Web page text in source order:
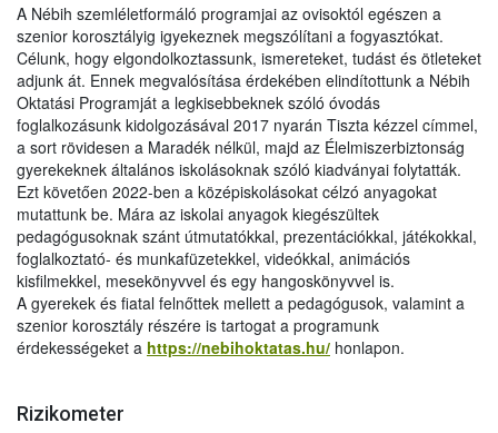
A Nébih szemléletformáló programjai az ovisoktól egészen a
szenior korosztályig igyekeznek megszólítani a fogyasztókat.
Célunk, hogy elgondolkoztassunk, ismereteket, tudást és ötleteket
adjunk át. Ennek megvalósítása érdekében elindítottunk a Nébih
Oktatási Programját a legkisebbeknek szóló óvodás
foglalkozásunk kidolgozásával 2017 nyarán Tiszta kézzel címmel,
a sort rövidesen a Maradék nélkül, majd az Élelmiszerbiztonság
gyerekeknek általános iskolásoknak szóló kiadványai folytatták.
Ezt követően 2022-ben a középiskolásokat célzó anyagokat
mutattunk be. Mára az iskolai anyagok kiegészültek
pedagógusoknak szánt útmutatókkal, prezentációkkal, játékokkal,
foglalkoztató- és munkafüzetekkel, videókkal, animációs
kisfilmekkel, mesekönyvvel és egy hangoskönyvvel is.
A gyerekek és fiatal felnőttek mellett a pedagógusok, valamint a
szenior korosztály részére is tartogat a programunk
érdekességeket a https://nebihoktatas.hu/ honlapon.
Rizikometer